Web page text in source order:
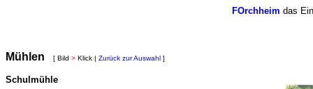
FOrchheim das
Mühlen [ Bild > Klick | Zurück zur Auswahl ]
Schulmühle